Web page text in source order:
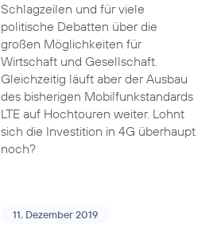
Schlagzeilen und für viele
politische Debatten über die
großen Möglichkeiten für
Wirtschaft und Gesellschaft.
Gleichzeitig läuft aber der Ausbau
des bisherigen Mobilfunkstandards
LTE auf Hochtouren weiter. Lohnt
sich die Investition in 4G überhaupt
noch?
11. Dezember 2019